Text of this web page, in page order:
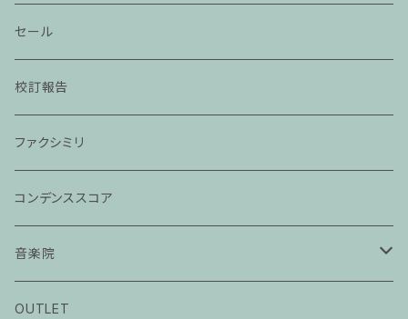
セール
校訂報告
ファクシミリ
コンデンススコア
音楽院
ピアノ科３０分レッスン
OUTLET